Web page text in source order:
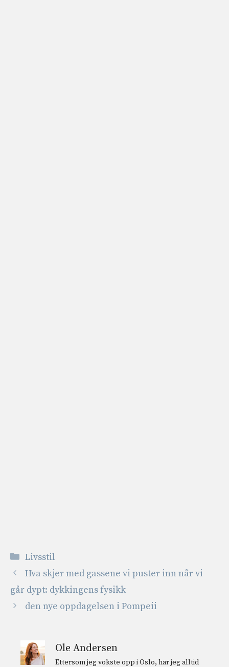
Kategorier
Livsstil
Hva skjer med gassene vi puster inn når vi
går dypt: dykkingens fysikk
den nye oppdagelsen i Pompeii
Ole Andersen
Ettersom jeg vokste opp i Oslo, har jeg alltid